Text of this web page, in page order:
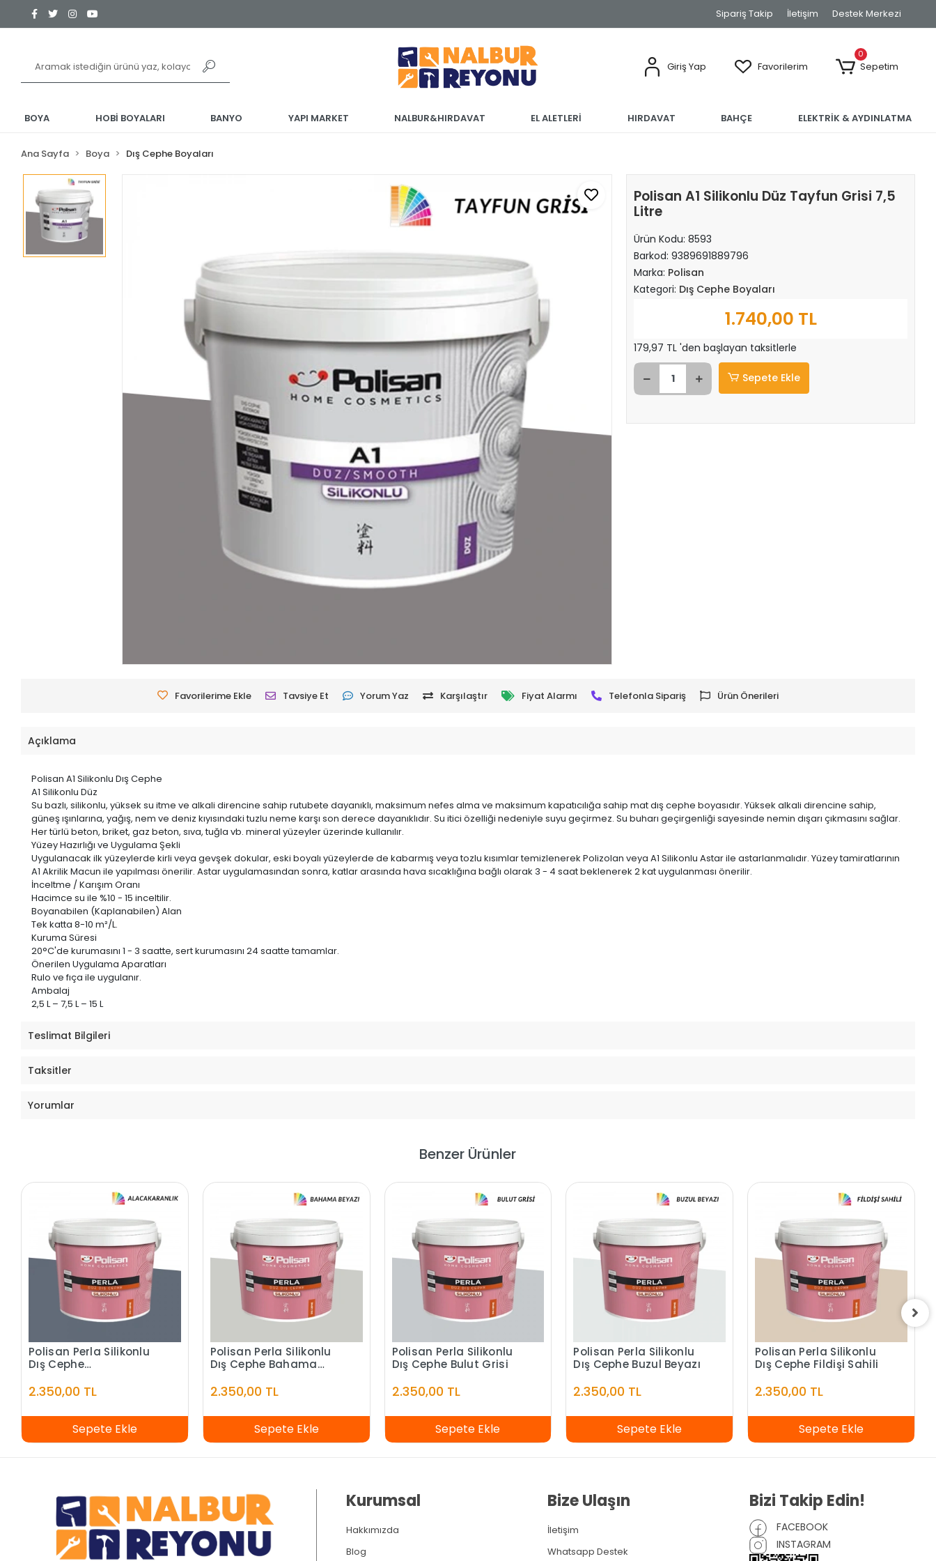
Sipariş Takip İletişim Destek Merkezi
Giriş Yap Favorilerim
0
Sepetim
BOYA HOBİ BOYALARI BANYO YAPI MARKET NALBUR&HIRDAVAT EL ALETLERİ HIRDAVAT BAHÇE ELEKTRİK & AYDINLATMA
Ana Sayfa Boya Dış Cephe Boyaları
Polisan A1 Silikonlu Düz Tayfun Grisi 7,5
Litre
Ürün Kodu:8593
Barkod:9389691889796
Marka: Polisan
Kategori: Dış Cephe Boyaları
1.740,00 TL
179,97 TL 'den başlayan taksitlerle
Sepete Ekle
Favorilerime Ekle Tavsiye Et Yorum Yaz Karşılaştır Fiyat Alarmı Telefonla Sipariş Ürün Önerileri
Açıklama
Polisan A1 Silikonlu Dış Cephe
A1 Silikonlu Düz
Su bazlı, silikonlu, yüksek su itme ve alkali direncine sahip rutubete dayanıklı, maksimum nefes alma ve maksimum kapatıcılığa sahip mat dış cephe boyasıdır. Yüksek alkali direncine sahip,
güneş ışınlarına, yağış, nem ve deniz kıyısındaki tuzlu neme karşı son derece dayanıklıdır. Su itici özelliği nedeniyle suyu geçirmez. Su buharı geçirgenliği sayesinde nemin dışarı çıkmasını sağlar.
Her türlü beton, briket, gaz beton, sıva, tuğla vb. mineral yüzeyler üzerinde kullanılır.
Yüzey Hazırlığı ve Uygulama Şekli
Uygulanacak ilk yüzeylerde kirli veya gevşek dokular, eski boyalı yüzeylerde de kabarmış veya tozlu kısımlar temizlenerek Polizolan veya A1 Silikonlu Astar ile astarlanmalıdır. Yüzey tamiratlarının
A1 Akrilik Macun ile yapılması önerilir. Astar uygulamasından sonra, katlar arasında hava sıcaklığına bağlı olarak 3 - 4 saat beklenerek 2 kat uygulanması önerilir.
İnceltme / Karışım Oranı
Hacimce su ile %10 - 15 inceltilir.
Boyanabilen (Kaplanabilen) Alan
Tek katta 8-10 m²/L.
Kuruma Süresi
20°C'de kurumasını 1 - 3 saatte, sert kurumasını 24 saatte tamamlar.
Önerilen Uygulama Aparatları
Rulo ve fıça ile uygulanır.
Ambalaj
2,5 L – 7,5 L – 15 L
Teslimat Bilgileri
Taksitler
Yorumlar
Benzer Ürünler
Polisan Perla Silikonlu
Dış Cephe
2.350,00 TL
Sepete Ekle
Polisan Perla Silikonlu
Dış Cephe Bahama
2.350,00 TL
Sepete Ekle
Polisan Perla Silikonlu
Dış Cephe Bulut Grisi
2.350,00 TL
Sepete Ekle
Polisan Perla Silikonlu
Dış Cephe Buzul Beyazı
2.350,00 TL
Sepete Ekle
Polisan Perla Silikonlu
Dış Cephe Fildişi Sahili
2.350,00 TL
Sepete Ekle
Kurumsal
Hakkımızda
Blog
Bize Ulaşın
İletişim
Whatsapp Destek
Bizi Takip Edin!
FACEBOOK
INSTAGRAM